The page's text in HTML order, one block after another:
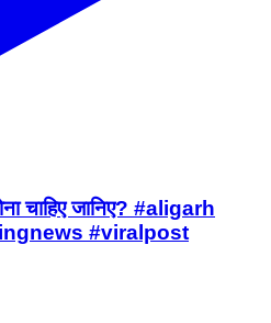
चाहिए जानिए? #aligarh
#viralpost